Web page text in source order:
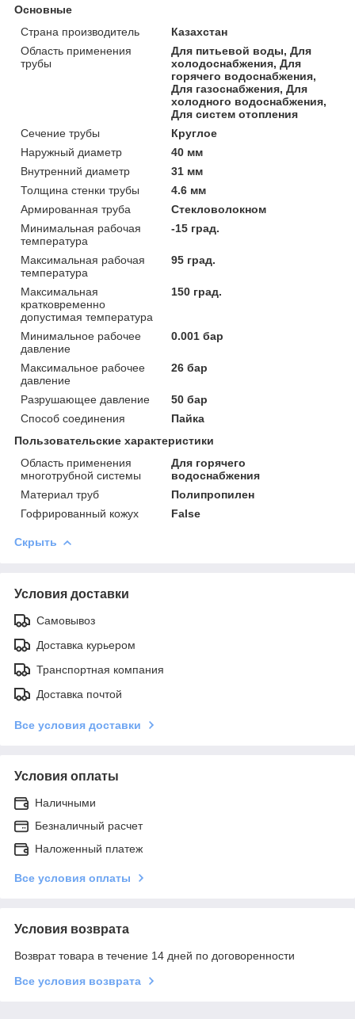
Основные
Страна производитель
Казахстан
Область применения
трубы
Для питьевой воды, Для
холодоснабжения, Для
горячего водоснабжения,
Для газоснабжения, Для
холодного водоснабжения,
Для систем отопления
Сечение трубы
Круглое
Наружный диаметр
40 мм
Внутренний диаметр
31 мм
Толщина стенки трубы
4.6 мм
Армированная труба
Стекловолокном
Минимальная рабочая
температура
-15 град.
Максимальная рабочая
температура
95 град.
Максимальная
кратковременно
допустимая температура
150 град.
Минимальное рабочее
давление
0.001 бар
Максимальное рабочее
давление
26 бар
Разрушающее давление
50 бар
Способ соединения
Пайка
Пользовательские характеристики
Область применения
многотрубной системы
Для горячего
водоснабжения
Материал труб
Полипропилен
Гофрированный кожух
False
Скрыть
Условия доставки
Самовывоз
Доставка курьером
Транспортная компания
Доставка почтой
Все условия доставки
Условия оплаты
Наличными
Безналичный расчет
Наложенный платеж
Все условия оплаты
Условия возврата
Возврат товара в течение 14 дней по договоренности
Все условия возврата